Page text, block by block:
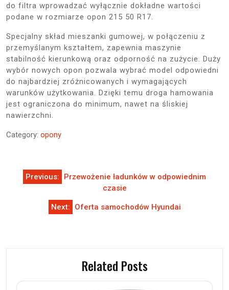
do filtra wprowadzać wyłącznie dokładne wartości
podane w rozmiarze opon 215 50 R17.
Specjalny skład mieszanki gumowej, w połączeniu z
przemyślanym kształtem, zapewnia maszynie
stabilność kierunkową oraz odporność na zużycie. Duży
wybór nowych opon pozwala wybrać model odpowiedni
do najbardziej zróżnicowanych i wymagających
warunków użytkowania. Dzięki temu droga hamowania
jest ograniczona do minimum, nawet na śliskiej
nawierzchni.
Category: opony
Nawigacja
wpisuPrevious:
Przewożenie ładunków w odpowiednim
czasie
Next: Oferta samochodów Hyundai
Related Posts